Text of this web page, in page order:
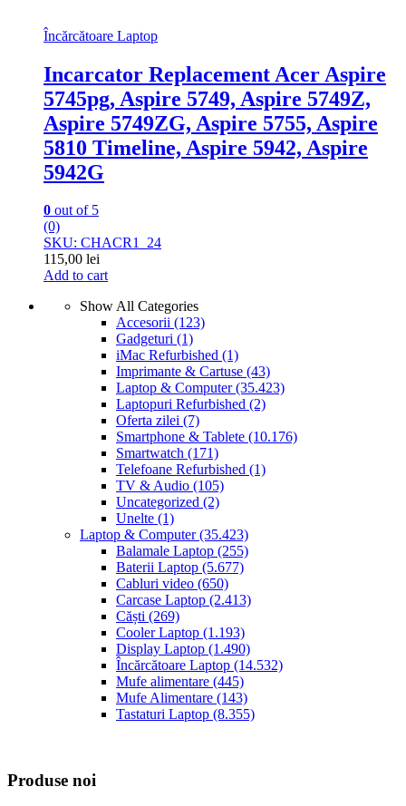
Încărcătoare Laptop
Incarcator Replacement Acer Aspire
5745pg, Aspire 5749, Aspire 5749Z,
Aspire 5749ZG, Aspire 5755, Aspire
5810 Timeline, Aspire 5942, Aspire
5942G
0 out of 5
(0)
SKU: CHACR1_24
115,00 lei
Add to cart
Show All Categories
Accesorii (123)
Gadgeturi (1)
iMac Refurbished (1)
Imprimante & Cartuse (43)
Laptop & Computer(35.423)
Laptopuri Refurbished (2)
Oferta zilei (7)
Smartphone & Tablete (10.176)
Smartwatch (171)
Telefoane Refurbished (1)
TV & Audio (105)
Uncategorized (2)
Unelte (1)
Laptop & Computer(35.423)
Balamale Laptop (255)
Baterii Laptop (5.677)
Cabluri video (650)
Carcase Laptop (2.413)
Căști (269)
Cooler Laptop (1.193)
Display Laptop (1.490)
Încărcătoare Laptop (14.532)
Mufe alimentare (445)
Mufe Alimentare (143)
Tastaturi Laptop (8.355)
Produse noi